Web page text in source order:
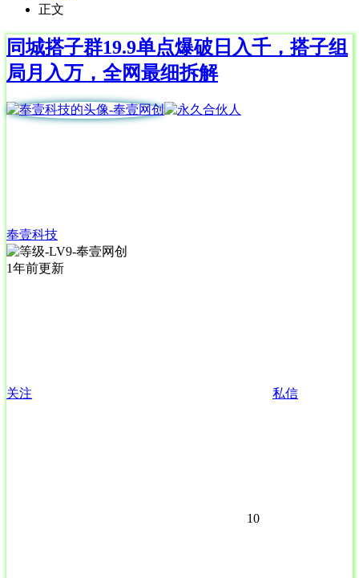
正文
同城搭子群19.9单点爆破日入千，搭子组
局月入万，全网最细拆解
奉壹科技
1年前更新
关注 私信
10